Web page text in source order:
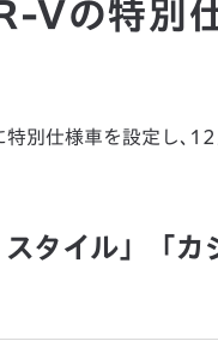
Vの特別
別仕様車を設定し､12
タイル」「カ